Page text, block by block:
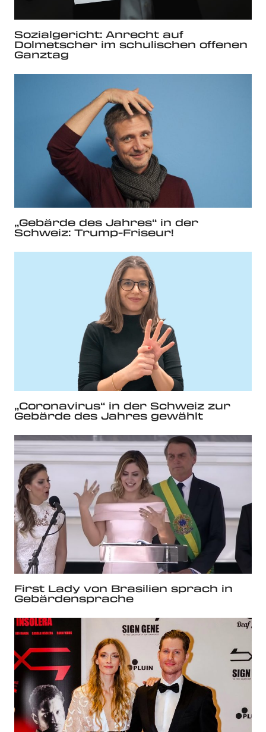
Sozialgericht: Anrecht auf
Dolmetscher im schulischen offenen
Ganztag
„Gebärde des Jahres“ in der
Schweiz: Trump-Friseur!
„Coronavirus“ in der Schweiz zur
Gebärde des Jahres gewählt
First Lady von Brasilien sprach in
Gebärdensprache